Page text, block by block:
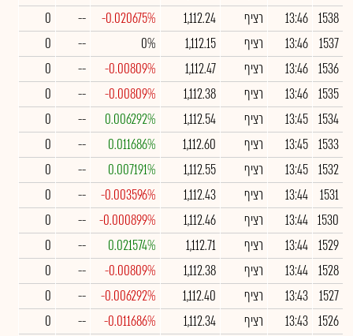
1538
13:46 רציף 1,112.24
-0.020675%
--
0
1537
13:46 רציף 1,112.15
0%
--
0
1536
13:46 רציף 1,112.47
-0.00809%
--
0
1535
13:46 רציף 1,112.38
-0.00809%
--
0
1534
13:45 רציף 1,112.54
0.006292%
--
0
1533
13:45 רציף 1,112.60
0.011686%
--
0
1532
13:45 רציף 1,112.55
0.007191%
--
0
1531
13:44 רציף 1,112.43
-0.003596%
--
0
1530
13:44 רציף 1,112.46
-0.000899%
--
0
1529
13:44 רציף 1,112.71
0.021574%
--
0
1528
13:44 רציף 1,112.38
-0.00809%
--
0
1527
13:43 רציף 1,112.40
-0.006292%
--
0
1526
13:43 רציף 1,112.34
-0.011686%
--
0